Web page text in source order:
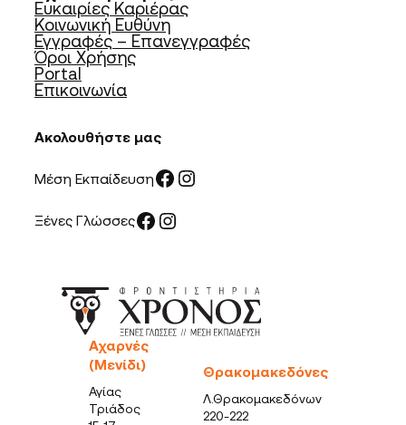
Ευκαιρίες Καριέρας
Κοινωνική Ευθύνη
Εγγραφές – Επανεγγραφές
Όροι Χρήσης
Portal
Επικοινωνία
Ακολουθήστε μας
Μέση ΕκπαίδευσηFacebook Instagram
Ξένες ΓλώσσεςFacebook Instagram
Αχαρνές
(Μενίδι)
Αγίας
Τριάδος
Θρακομακεδόνες
Λ.Θρακομακεδόνων
220-222